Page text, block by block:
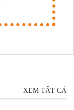
XEM TẤT CẢ